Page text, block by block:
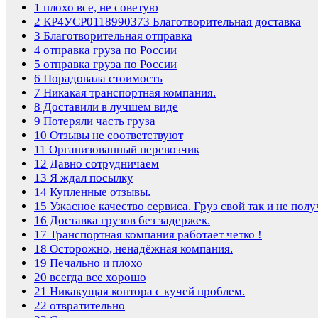
1 плохо все, не советую
2 КР4УСР0118990373 Благотворительная доставка
3 Благотворительная отправка
4 отправка груза по России
5 отправка груза по России
6 Порадовала стоимость
7 Никакая транспортная компания.
8 Доставили в лучшем виде
9 Потеряли часть груза
10 Отзывы не соответствуют
11 Организованный перевозчик
12 Давно сотрудничаем
13 Я ждал посылку
14 Купленные отзывы.
15 Ужасное качество сервиса. Груз свой так и не
16 Доставка грузов без задержек.
17 Транспортная компания работает четко !
18 Осторожно, ненадёжная компания.
19 Печально и плохо
20 всегда все хорошо
21 Никакущая контора с кучей проблем.
22 отвратительно